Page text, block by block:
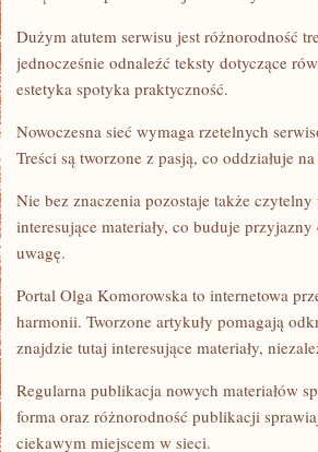
Dużym atutem serwisu jest różnorodność
jednocześnie odnaleźć teksty dotyczące
estetyka spotyka praktyczność.
Nowoczesna sieć wymaga rzetelnych
Treści są tworzone z pasją, co oddziałuje
Nie bez znaczenia pozostaje także
interesujące materiały, co buduje
uwagę.
Portal Olga Komorowska to internetowa
harmonii. Tworzone artykuły pomagają
znajdzie tutaj interesujące materiały,
Regularna publikacja nowych materiałów
forma oraz różnorodność publikacji
ciekawym miejscem w sieci.